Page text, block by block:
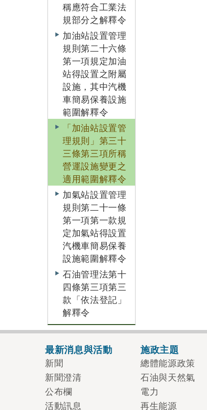
稱應符合工業法
規部分之解釋令
加油站設置管理
規則第二十六條
第一項規定加油
站得設置之附屬
設施，其中汽機
車簡易保養設施
範圍解釋令
「加油站設置管
理規則」第三十
三條第三項所稱
營運設施變更之
適用範圍解釋令
加氣站設置管理
規則第二十一條
第一項第一款規
定加氣站得設置
汽機車簡易保養
設施範圍解釋令
石油管理法第十
四條第三項第三
款「依法登記」
解釋令
最新消息與活動
新聞
新聞澄清
公布欄
活動訊息
施政主題
總體能源政策
石油與天然氣
電力
再生能源